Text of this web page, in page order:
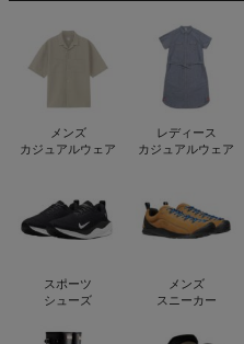
メンズ
カジュアルウェア
レディース
カジュアルウェア
スポーツ
シューズ
メンズ
スニーカー